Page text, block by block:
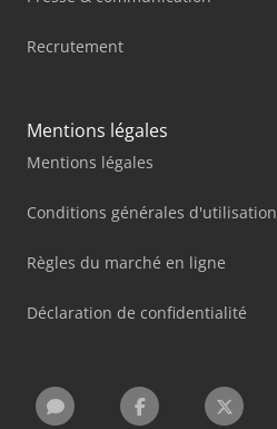
Recrutement
Mentions légales
Mentions légales
Conditions générales d'utilisation
Règles du marché en ligne
Déclaration de confidentialité